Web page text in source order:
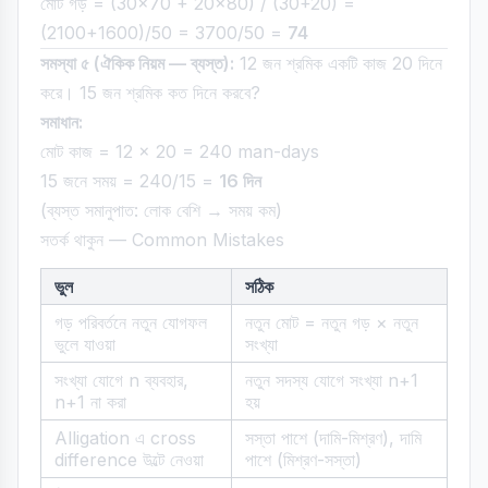
(2100+1600)/50 = 3700/50 = 74
সমস্যা ৫ (ঐকিক নিয়ম — ব্যস্ত): 12 জন শ্রমিক একটি কাজ 20 দিনে
করে। 15 জন শ্রমিক কত দিনে করবে?
সমাধান:
মোট কাজ = 12 × 20 = 240 man-days
15 জনে সময় = 240/15 = 16 দিন
(ব্যস্ত সমানুপাত: লোক বেশি → সময় কম)
সতর্ক থাকুন — Common Mistakes
ভুল
সঠিক
গড় পরিবর্তনে নতুন যোগফল
ভুলে যাওয়া
নতুন মোট = নতুন গড় × নতুন
সংখ্যা
সংখ্যা যোগে n ব্যবহার,
n+1 না করা
নতুন সদস্য যোগে সংখ্যা n+1
হয়
Alligation এ cross
difference উল্টে নেওয়া
সস্তা পাশে (দামি-মিশ্রণ), দামি
পাশে (মিশ্রণ-সস্তা)